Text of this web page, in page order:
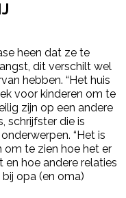
heen dat ze te
dit verschilt wel
hebben. “Het huis
voor kinderen om te
zijn op een andere
schrijfster die is
“Het is
om te zien hoe het er
en hoe andere relaties
opa (en oma)